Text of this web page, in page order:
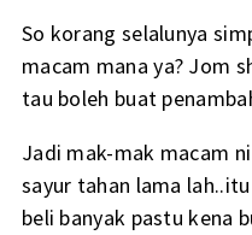
So korang selalunya
macam mana ya? Jom
tau boleh buat
Jadi mak-mak macam
sayur tahan lama
beli banyak pastu kena